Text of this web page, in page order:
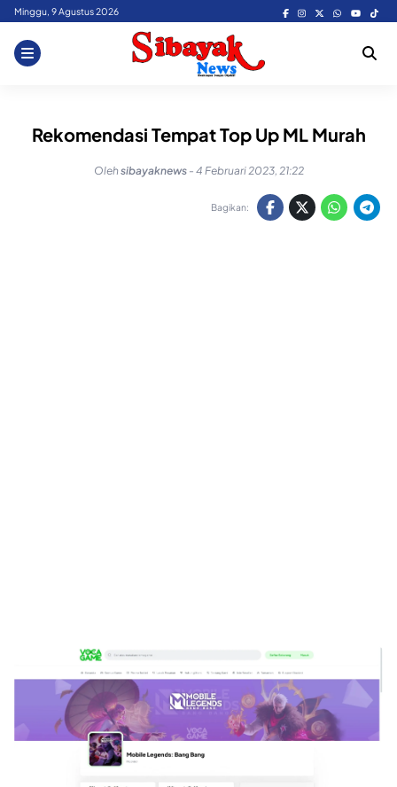
Skip
content
Minggu, 9 Agustus 2026
Rekomendasi Tempat Top Up ML Murah
Olehsibayaknews - 4 Februari 2023, 21:22
Bagikan: